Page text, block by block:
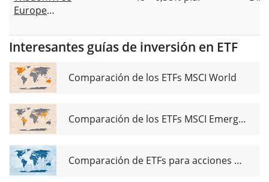
Europe
Dividend
UCITS ETF
Interesantes guías de inversión en ETF
Comparación de los ETFs MSCI World
Comparación de los ETFs MSCI Emerging Markets
Comparación de ETFs para acciones de dividendos globales